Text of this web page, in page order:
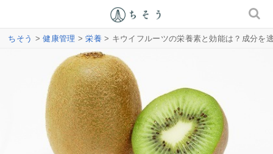
ちそう >健康管理 >栄養 > キウイフルーツの栄養素と効能は？成分を